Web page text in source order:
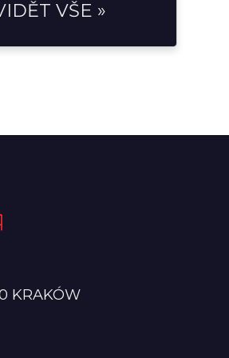
VŠE »
KRAKÓW